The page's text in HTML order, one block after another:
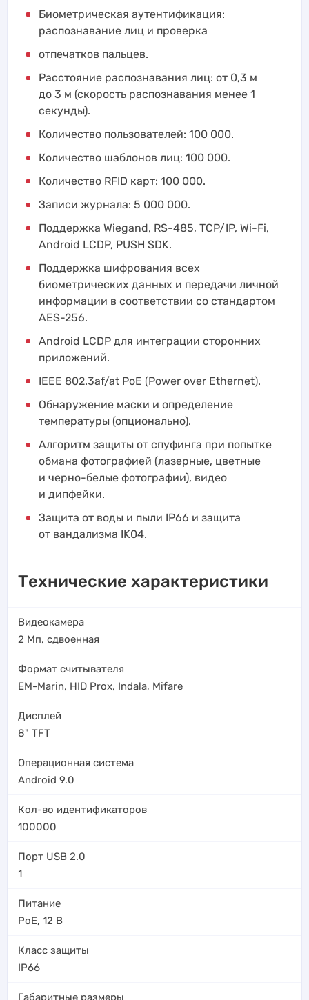
Биометрическая аутентификация:
распознавание лиц и проверка
отпечатков пальцев.
Расстояние распознавания лиц: от 0,3 м
до 3 м (скорость распознавания менее 1
секунды).
Количество пользователей: 100 000.
Количество шаблонов лиц: 100 000.
Количество RFID карт: 100 000.
Записи журнала: 5 000 000.
Поддержка Wiegand, RS-485, TCP/IP, Wi-Fi,
Android LCDP, PUSH SDK.
Поддержка шифрования всех
биометрических данных и передачи личной
информации в соответствии со стандартом
AES-256.
Android LCDP для интеграции сторонних
приложений.
IEEE 802.3af/at PoE (Power over Ethernet).
Обнаружение маски и определение
температуры (опционально).
Алгоритм защиты от спуфинга при попытке
обмана фотографией (лазерные, цветные
и черно-белые фотографии), видео
и дипфейки.
Защита от воды и пыли IP66 и защита
от вандализма IK04.
Технические характеристики
Видеокамера
2 Мп, сдвоенная
Формат считывателя
EM-Marin, HID Prox, Indala, Mifare
Дисплей
8" TFT
Операционная система
Android 9.0
Кол-во идентификаторов
100000
Порт USB 2.0
1
Питание
PoE, 12 В
Класс защиты
IP66
Габаритные размеры